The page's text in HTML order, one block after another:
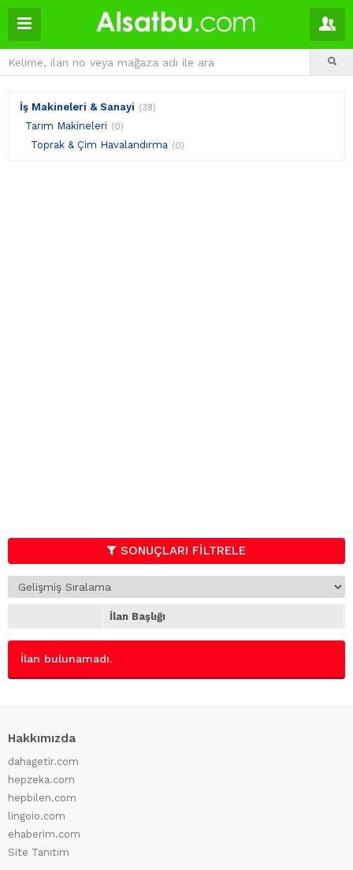
İş Makineleri & Sanayi (38)
Tarım Makineleri (0)
Toprak & Çim Havalandırma (0)
SONUÇLARI FİLTRELE
İlan Başlığı
İlan bulunamadı.
Hakkımızda
dahagetir.com
hepzeka.com
hepbilen.com
lingoio.com
ehaberim.com
Site Tanıtım